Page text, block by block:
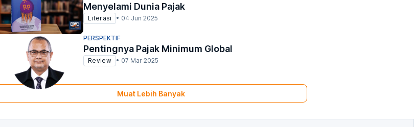
Menyelami Dunia Pajak
Literasi • 04 Jun 2025
PERSPEKTIF
Pentingnya Pajak Minimum Global
Review • 07 Mar 2025
Muat Lebih Banyak